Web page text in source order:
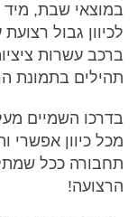
במוצאי שבת,
לכיוון גבול
ברכב עשרות
תהילים בתמונת
בדרכו השמיים
מכל כיוון אפשרי
תחבורה ככל
הרצועה!